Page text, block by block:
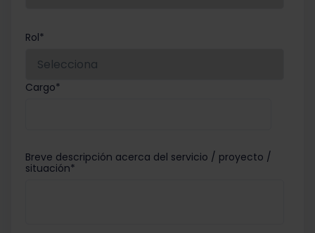
Rol*
Cargo*
Breve descripción acerca del servicio / proyecto /
situación*